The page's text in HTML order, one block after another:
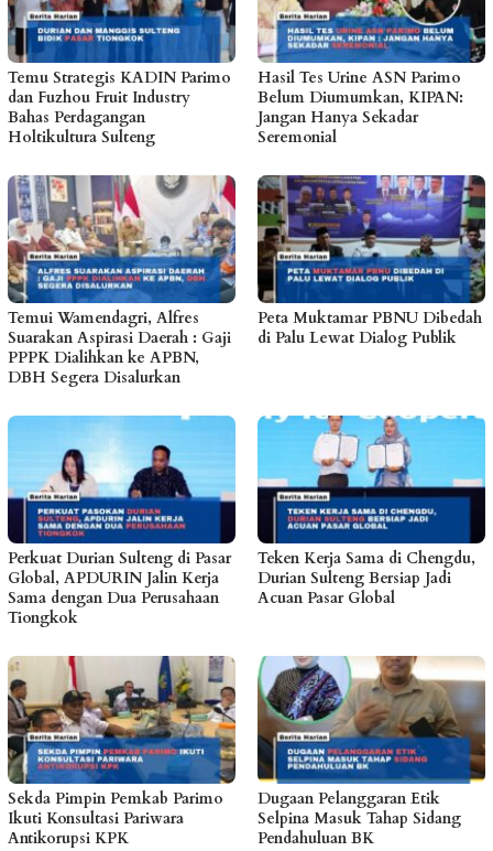
Temu Strategis KADIN Parimo
dan Fuzhou Fruit Industry
Bahas Perdagangan
Holtikultura Sulteng
Hasil Tes Urine ASN Parimo
Belum Diumumkan, KIPAN:
Jangan Hanya Sekadar
Seremonial
Temui Wamendagri, Alfres
Suarakan Aspirasi Daerah : Gaji
PPPK Dialihkan ke APBN,
DBH Segera Disalurkan
Peta Muktamar PBNU Dibedah
di Palu Lewat Dialog Publik
Perkuat Durian Sulteng di Pasar
Global, APDURIN Jalin Kerja
Sama dengan Dua Perusahaan
Tiongkok
Teken Kerja Sama di Chengdu,
Durian Sulteng Bersiap Jadi
Acuan Pasar Global
Sekda Pimpin Pemkab Parimo
Ikuti Konsultasi Pariwara
Antikorupsi KPK
Dugaan Pelanggaran Etik
Selpina Masuk Tahap Sidang
Pendahuluan BK